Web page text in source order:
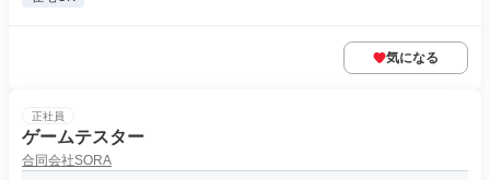
気になる
正社員
ゲームテスター
合同会社SORA